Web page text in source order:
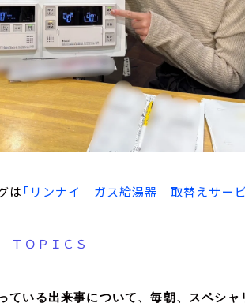
「リンナイ ガス給湯器 取替えサービ
ＴＯＰＩＣＳ
ている出来事について、毎朝、スペシャ